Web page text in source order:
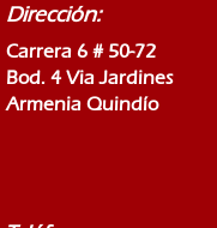
Dirección:
Carrera 6 # 50-72
Bod. 4 Via Jardines
Armenia Quindío